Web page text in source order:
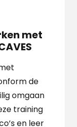
met
de
omgaan
training
en leer